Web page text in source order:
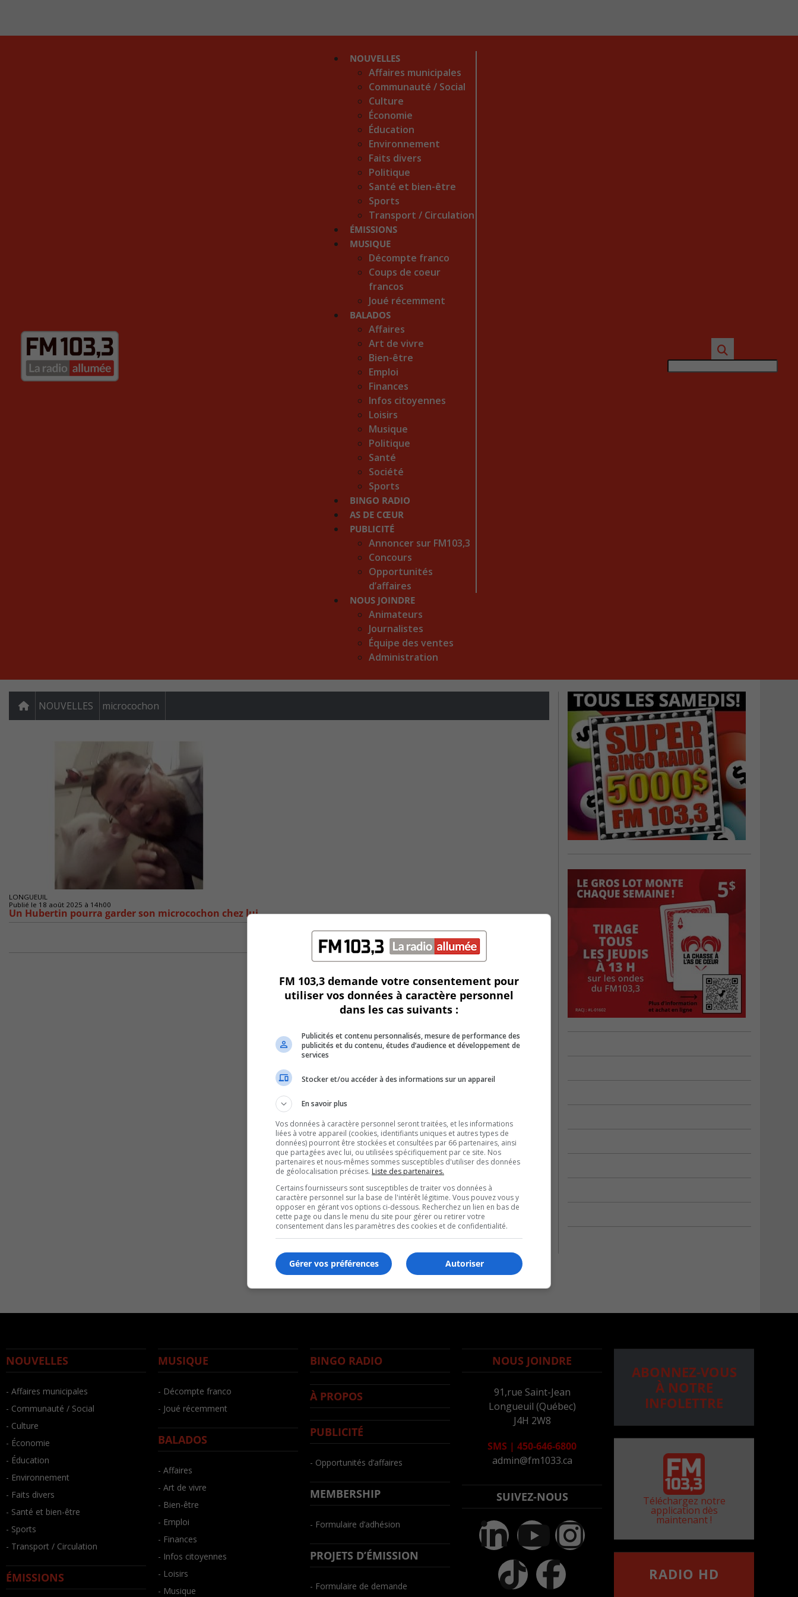
NOUVELLES
Affaires municipales
Communauté / Social
Culture
Économie
Éducation
Environnement
Faits divers
Politique
Santé et bien-être
Sports
Transport / Circulation
ÉMISSIONS
MUSIQUE
Décompte franco
Coups de coeur
francos
Joué récemment
BALADOS
Affaires
Art de vivre
Bien-être
Emploi
Finances
Infos citoyennes
Loisirs
Musique
Politique
Santé
Société
Sports
BINGO RADIO
AS DE CŒUR
PUBLICITÉ
Annoncer sur FM103,3
Concours
Opportunités
d’affaires
NOUS JOINDRE
Animateurs
Journalistes
Équipe des ventes
Administration
NOUVELLES microcochon
LONGUEUIL
Publié le 18 août 2025 à 14h00
Un Hubertin pourra garder son microcochon chez lui
NOUVELLES
- Affaires municipales
- Communauté / Social
- Culture
- Économie
- Éducation
- Environnement
- Faits divers
- Santé et bien-être
- Sports
- Transport / Circulation
ÉMISSIONS
MUSIQUE
- Décompte franco
- Joué récemment
BALADOS
- Affaires
- Art de vivre
- Bien-être
- Emploi
- Finances
- Infos citoyennes
- Loisirs
- Musique
BINGO RADIO
À PROPOS
PUBLICITÉ
- Opportunités d’affaires
MEMBERSHIP
- Formulaire d’adhésion
PROJETS D’ÉMISSION
- Formulaire de demande
NOUS JOINDRE
91,rue Saint-Jean
Longueuil (Québec)
J4H 2W8
SMS | 450-646-6800
admin@fm1033.ca
SUIVEZ-NOUS
ABONNEZ-VOUS
À NOTRE
INFOLETTRE
Téléchargez notre
application dès
maintenant !
RADIO HD
FM 103,3 demande votre consentement pour
utiliser vos données à caractère personnel
dans les cas suivants :
Publicités et contenu personnalisés, mesure de performance des
publicités et du contenu, études d’audience et développement de
services
Stocker et/ou accéder à des informations sur un appareil
En savoir plus
Vos données à caractère personnel seront traitées, et les informations
liées à votre appareil (cookies, identifiants uniques et autres types de
données) pourront être stockées et consultées par 66 partenaires, ainsi
que partagées avec lui, ou utilisées spécifiquement par ce site. Nos
partenaires et nous-mêmes sommes susceptibles d'utiliser des données
de géolocalisation précises. Liste des partenaires.
Certains fournisseurs sont susceptibles de traiter vos données à
caractère personnel sur la base de l'intérêt légitime. Vous pouvez vous y
opposer en gérant vos options ci-dessous. Recherchez un lien en bas de
cette page ou dans le menu du site pour gérer ou retirer votre
consentement dans les paramètres des cookies et de confidentialité.
Autoriser
Gérer vos préférences